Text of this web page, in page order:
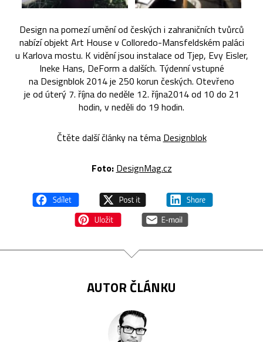
Design na pomezí umění od českých i zahraničních tvůrců
nabízí objekt Art House v Colloredo-Mansfeldském paláci
u Karlova mostu. K vidění jsou instalace od Tjep, Evy Eisler,
Ineke Hans, DeForm a dalších. Týdenní vstupné
na Designblok 2014 je 250 korun českých. Otevřeno
je od úterý 7. října do neděle 12. října2014 od 10 do 21
hodin, v neděli do 19 hodin.
Čtěte další články na téma Designblok
Foto: DesignMag.cz
AUTOR ČLÁNKU